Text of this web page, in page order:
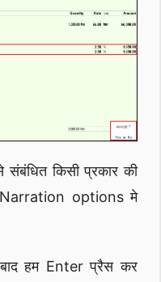
किसी प्रकार की
Narration options मे
हम Enter प्रैस कर